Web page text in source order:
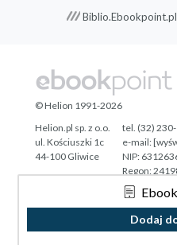
Ebook
Dodaj
Biblio.Ebookpoint.pl
Tonik.pl
© Helion 1991-2026
Helion.pl sp. z o.o.
ul. Kościuszki 1c
44-100 Gliwice
tel. (32)
e-mail:
NIP:
Regon: